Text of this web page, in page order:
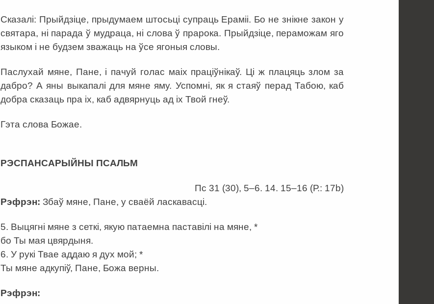
Сказалі: Прыйдзіце, прыдумаем штосьці супраць Ераміі. Бо не знікне закон у
святара, ні парада ў мудраца, ні слова ў прарока. Прыйдзіце, пераможам яго
языком і не будзем зважаць на ўсе ягоныя словы.
Паслухай мяне, Пане, і пачуй голас маіх праціўнікаў. Ці ж плацяць злом за
дабро? А яны выкапалі для мяне яму. Успомні, як я стаяў перад Табою, каб
добра сказаць пра іх, каб адвярнуць ад іх Твой гнеў.
Гэта слова Божае.
РЭСПАНСАРЫЙНЫ ПСАЛЬМ
Пс 31 (30), 5–6. 14. 15–16 (Р.: 17b)
Рэфрэн: Збаў мяне, Пане, у сваёй ласкавасці.
5. Выцягні мяне з сеткі, якую патаемна паставілі на мяне, *
бо Ты мая цвярдыня.
6. У рукі Твае аддаю я дух мой; *
Ты мяне адкупіў, Пане, Божа верны.
Рэфрэн: